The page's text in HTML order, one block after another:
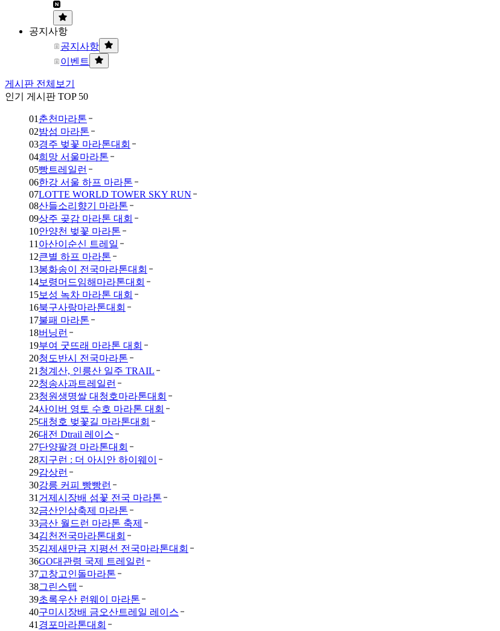
공지사항
공지사항
이벤트
게시판 전체보기
인기 게시판 TOP 50
01 춘천마라톤
02밤섬 마라톤
03경주 벚꽃 마라톤대회
04희망 서울마라톤
05빵트레일런
06한강 서울 하프 마라톤
07LOTTE WORLD TOWER SKY RUN
08산들소리향기 마라톤
09상주 곶감 마라톤 대회
10안양천 벚꽃 마라톤
11 아산이순신 트레일
12큰별 하프 마라톤
13봉화송이 전국마라톤대회
14보령머드임해마라톤대회
15보성 녹차 마라톤 대회
16북구사랑마라톤대회
17불패 마라톤
18버닝런
19부여 굿뜨래 마라톤 대회
20청도반시 전국마라톤
21 청계산, 인릉산 일주 TRAIL
22청송사과트레일런
23청원생명쌀 대청호마라톤대회
24사이버 영토 수호 마라톤 대회
25대청호 벚꽃길 마라톤대회
26대전 Dtrail 레이스
27단양팔경 마라톤대회
28지구런 : 더 아시안 하이웨이
29감상런
30강릉 커피 빵빵런
31 거제시장배 섬꽃 전국 마라톤
32금산인삼축제 마라톤
33금산 월드런 마라톤 축제
34김천전국마라톤대회
35김제새만금 지평선 전국마라톤대회
36GO대관령 국제 트레일런
37고창고인돌마라톤
38그린스텝
39초록우산 런웨이 마라톤
40구미시장배 금오산트레일 레이스
41 경포마라톤대회